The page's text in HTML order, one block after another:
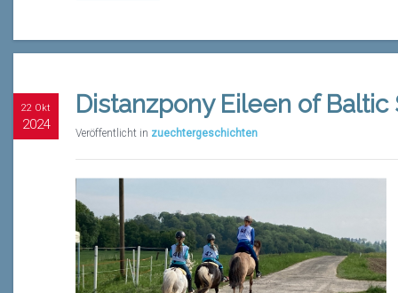
22 Okt
2024
Distanzpony Eileen of Baltic
Veröffentlicht in zuechtergeschichten